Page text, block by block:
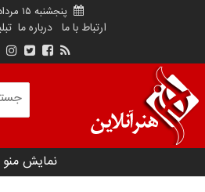
پنجشنبه ۱۵ مرداد ۱۴۰۵
ارتباط با ما درباره ما
نمایش منو